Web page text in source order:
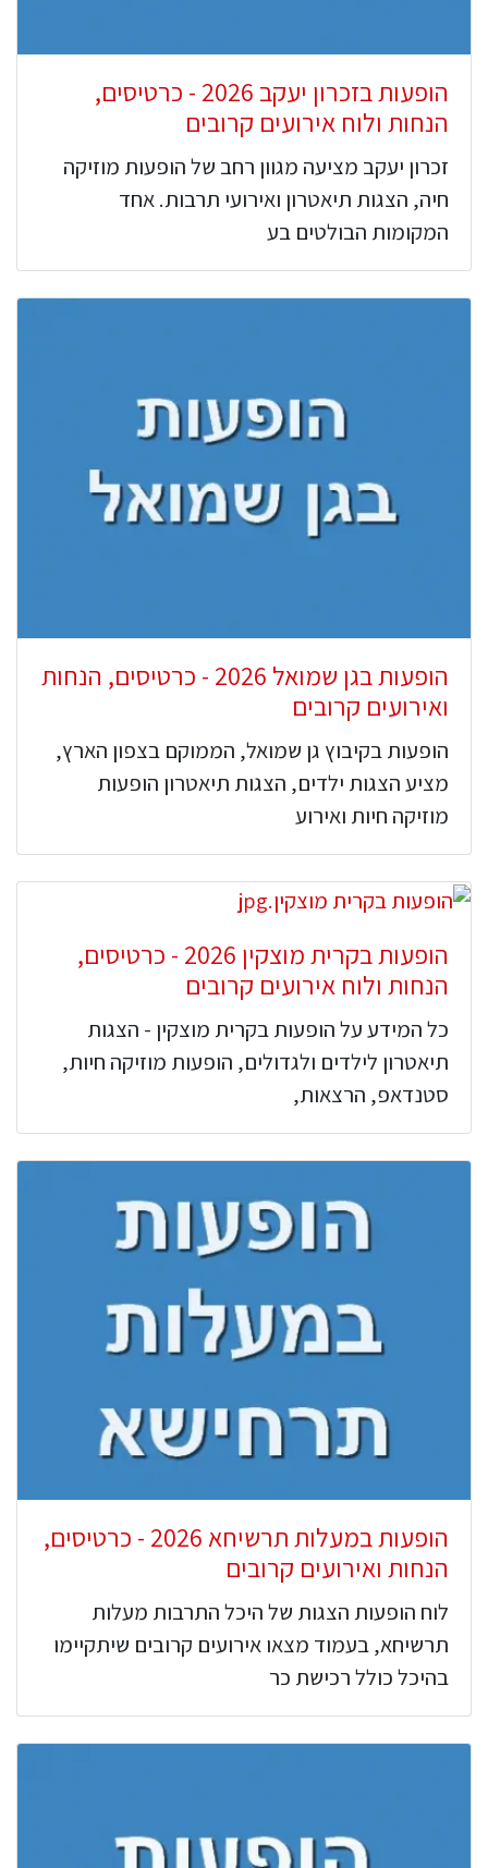
הופעות בזכרון יעקב 2026 - כרטיסים,
הנחות ולוח אירועים קרובים
זכרון יעקב מציעה מגוון רחב של הופעות מוזיקה
חיה, הצגות תיאטרון ואירועי תרבות. אחד
המקומות הבולטים בע
הופעות בגן שמואל 2026 - כרטיסים, הנחות
ואירועים קרובים
הופעות בקיבוץ גן שמואל, הממוקם בצפון הארץ,
מציע הצגות ילדים, הצגות תיאטרון הופעות
מוזיקה חיות ואירוע
הופעות בקרית מוצקין 2026 - כרטיסים,
הנחות ולוח אירועים קרובים
כל המידע על הופעות בקרית מוצקין - הצגות
תיאטרון לילדים ולגדולים, הופעות מוזיקה חיות,
סטנדאפ, הרצאות,
הופעות במעלות תרשיחא 2026 - כרטיסים,
הנחות ואירועים קרובים
לוח הופעות הצגות של היכל התרבות מעלות
תרשיחא, בעמוד מצאו אירועים קרובים שיתקיימו
בהיכל כולל רכישת כר